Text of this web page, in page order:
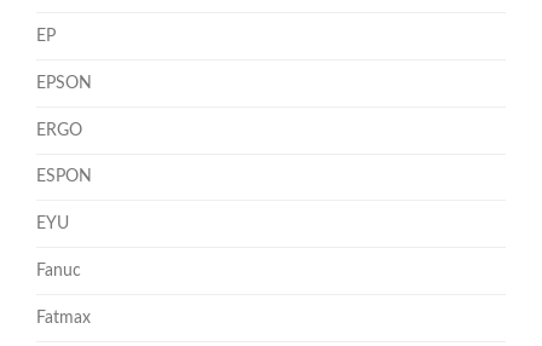
EP
EPSON
ERGO
ESPON
EYU
Fanuc
Fatmax